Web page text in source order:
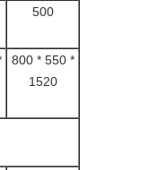
500
800 * 550 *
1520